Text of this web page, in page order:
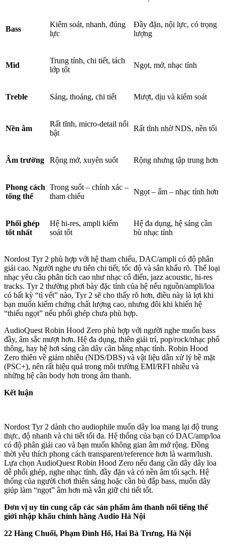
Bass
Kiểm soát, nhanh, đúng
lực
Đầy đặn, nội lực, có trọng
lượng
Mid
Trung tính, chi tiết, tách
lớp tốt
Ngọt, mở, nhạc tính
Treble Sáng, thoáng, chi tiết Mượt, dịu và kiểm soát
Nền âm
Rất tĩnh, micro-detail nổi
bật
Rất tĩnh nhờ NDS, nền tối
Âm trường Rộng mở, xuyên suốt Rộng nhưng tập trung hơn
Phong cách
tổng thể
Trong suốt – chính xác –
tham chiếu
Ngọt – ấm – nhạc tính hơn
Phối ghép
tốt nhất
Hệ hi-res, ampli kiểm
soát tốt
Hệ đa dụng, hệ sáng cần
bù nhạc tính
Nordost Tyr 2 phù hợp với hệ tham chiếu, DAC/ampli có độ phân
giải cao. Người nghe ưu tiên chi tiết, tốc độ và sân khấu rõ. Thể loại
nhạc yêu cầu phân tích cao như nhạc cổ điển, jazz acoustic, hi-res
tracks. Tyr 2 thường phơi bày đặc tính của hệ nếu nguồn/ampli/loa
có bất kỳ “tì vết” nào, Tyr 2 sẽ cho thấy rõ hơn, điều này là lợi khi
bạn muốn kiểm chứng chất lượng cao, nhưng đôi khi khiến hệ
“thiếu ngọt” nếu phối ghép chưa phù hợp.
AudioQuest Robin Hood Zero phù hợp với người nghe muốn bass
đầy, âm sắc mượt hơn. Hệ đa dụng, thiên giải trí, pop/rock/nhạc phổ
thông, hay hệ hơi sáng cần dây cân bằng nhạc tính. Robin Hood
Zero thiên về giảm nhiễu (NDS/DBS) và vật liệu dẫn xử lý bề mặt
(PSC+), nên rất hiệu quả trong môi trường EMI/RFI nhiều và
những hệ cần body hơn trong âm thanh.
Kết luận
Nordost Tyr 2 dành cho audiophile muốn dây loa mang lại độ trung
thực, độ nhanh và chi tiết tối đa. Hệ thống của bạn có DAC/amp/loa
có độ phân giải cao và bạn muốn không gian âm mở rộng. Đồng
thời yêu thích phong cách transparent/ref­er­ence hơn là warm/lush.
Lựa chọn AudioQuest Robin Hood Zero nếu đang cần dây dây loa
dễ phối ghép, nghe nhạc tính, đầy đặn và có nền âm tối sạch. Hệ
thống của người chơi thiên sáng hoặc cần bù đắp bass, muốn dây
giúp làm “ngọt” âm hơn mà vẫn giữ chi tiết tốt.
Đơn vị uy tín cung cấp các sản phẩm âm thanh nổi tiếng thế
giới nhập khẩu chính hãng Audio Hà Nội
22 Hàng Chuối, Phạm Đình Hổ, Hai Bà Trưng, Hà Nội